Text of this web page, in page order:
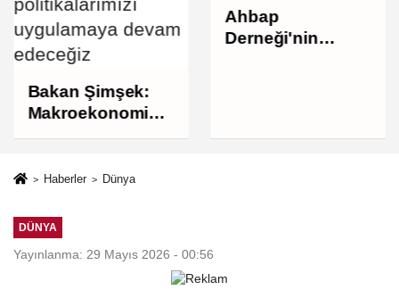
Bakan Şimşek:
Makroekonomik
istikrarı
politikalarımızı
devam edeceğiz
Ahbap
Derneği'nin
Haberler Dünya
DÜNYA
Yayınlanma: 29 Mayıs 2026 - 00:56